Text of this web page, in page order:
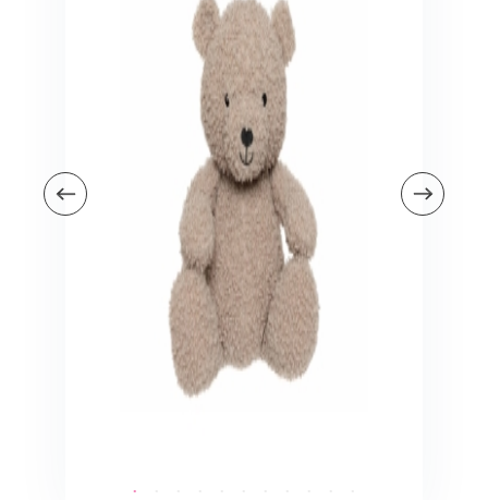
Veiligheid in en om huis
Veiligheid buiten de deur
Meer